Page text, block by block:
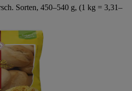
Sorten, 450–540 g, (1 kg = 3,31–